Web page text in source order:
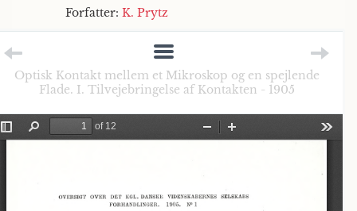
Forfatter: K. Prytz
Optisk Kontakt mellem et Mikroskop og en spejlende
Flade. I. Tilvejebringelse af Kontakten - 1905